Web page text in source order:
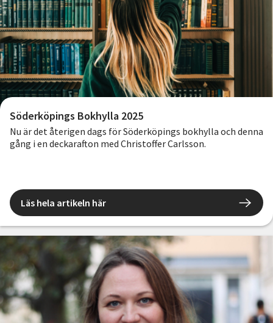
Söderköpings Bokhylla 2025
Nu är det återigen dags för Söderköpings bokhylla och denna
gång i en deckarafton med Christoffer Carlsson.
Läs hela artikeln här